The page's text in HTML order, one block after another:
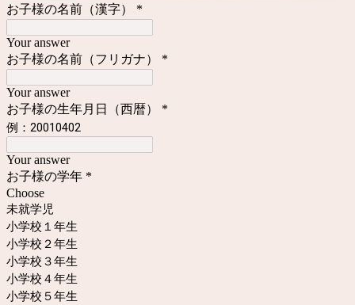
お子様の名前（漢字） *
Your answer
お子様の名前（フリガナ） *
Your answer
お子様の生年月日（西暦） *
例：20010402
Your answer
お子様の学年 *
Choose
未就学児
小学校１年生
小学校２年生
小学校３年生
小学校４年生
小学校５年生